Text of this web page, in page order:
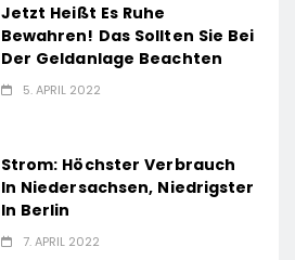
Jetzt Heißt Es Ruhe
Bewahren! Das Sollten Sie Bei
Der Geldanlage Beachten
5. APRIL 2022
Strom: Höchster Verbrauch
In Niedersachsen, Niedrigster
In Berlin
7. APRIL 2022